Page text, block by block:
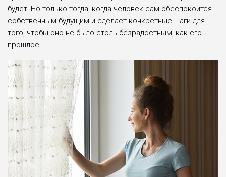
будет! Но только тогда, когда человек сам обеспокоится
собственным буду­щим и сделает конкретные шаги для
того, чтобы оно не было столь безра­достным, как его
прошлое.